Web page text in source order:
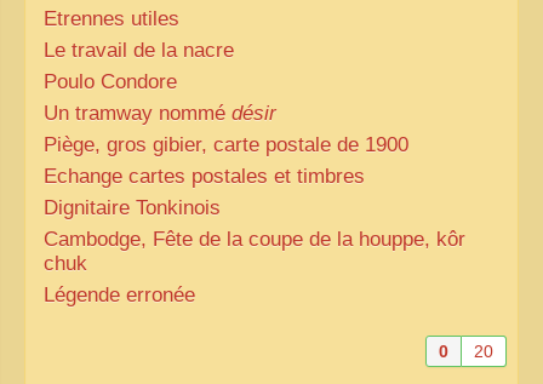
Etrennes utiles
Le travail de la nacre
Poulo Condore
Un tramway nommé désir
Piège, gros gibier, carte postale de 1900
Echange cartes postales et timbres
Dignitaire Tonkinois
Cambodge, Fête de la coupe de la houppe, kôr
chuk
Légende erronée
0 20